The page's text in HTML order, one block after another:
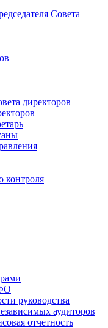
Совета
директоров
контроля
руководства
аудиторов
отчетность